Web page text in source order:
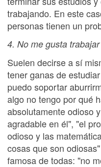
trabajando. En este
personas tienen un
4. No me gusta trabajar
Suelen decirse a sí
tener ganas de
puedo soportar
algo no tengo por qué
absolutamente odioso
agradable en él", "el
odioso y las
cosas que son
famosa de todas: "no